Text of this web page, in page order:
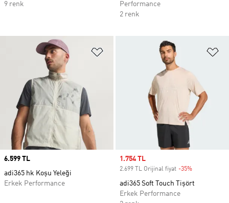
9 renk
Performance
2 renk
Favori Listesine Ekle
Price
6.599 TL
adi365 hk Koşu Yeleği
Erkek Performance
Sale price
1.754 TL
2.699 TL Orijinal fiyat -35%
adi365 Soft Touch Tişört
Erkek Performance